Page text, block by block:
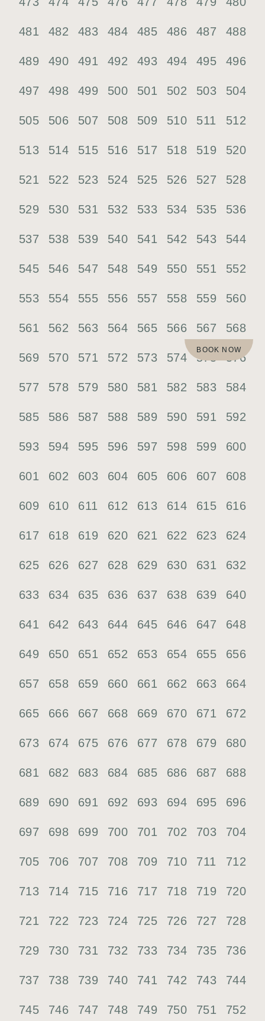
BOOK NOW
481 482 483 484 485 486 487 488
489 490 491 492 493 494 495 496
497 498 499 500 501 502 503 504
505 506 507 508 509 510 511 512
513 514 515 516 517 518 519 520
521 522 523 524 525 526 527 528
529 530 531 532 533 534 535 536
537 538 539 540 541 542 543 544
545 546 547 548 549 550 551 552
553 554 555 556 557 558 559 560
561 562 563 564 565 566 567 568
569 570 571 572 573 574 575 576
577 578 579 580 581 582 583 584
585 586 587 588 589 590 591 592
593 594 595 596 597 598 599 600
601 602 603 604 605 606 607 608
609 610 611 612 613 614 615 616
617 618 619 620 621 622 623 624
625 626 627 628 629 630 631 632
633 634 635 636 637 638 639 640
641 642 643 644 645 646 647 648
649 650 651 652 653 654 655 656
657 658 659 660 661 662 663 664
665 666 667 668 669 670 671 672
673 674 675 676 677 678 679 680
681 682 683 684 685 686 687 688
689 690 691 692 693 694 695 696
697 698 699 700 701 702 703 704
705 706 707 708 709 710 711 712
713 714 715 716 717 718 719 720
721 722 723 724 725 726 727 728
729 730 731 732 733 734 735 736
737 738 739 740 741 742 743 744
745 746 747 748 749 750 751 752